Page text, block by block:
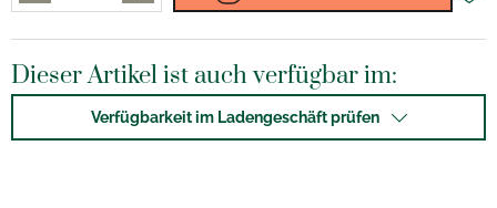
Dieser Artikel ist auch verfügbar im:
Verfügbarkeit im Ladengeschäft prüfen